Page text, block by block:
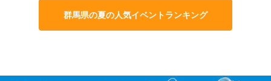
群馬県の夏の人気イベントランキング